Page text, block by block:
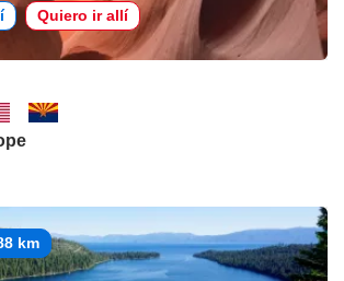
Quiero ir allí
km